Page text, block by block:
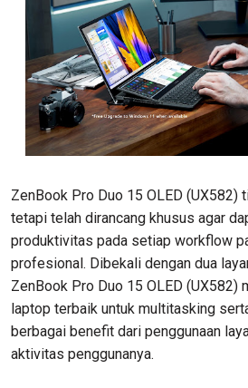
ZenBook Pro Duo 15 OLED (UX582)
tetapi telah dirancang khusus agar
produktivitas pada setiap workflow
profesional. Dibekali dengan dua
ZenBook Pro Duo 15 OLED (UX582)
laptop terbaik untuk multitasking
berbagai benefit dari penggunaan
aktivitas penggunanya.